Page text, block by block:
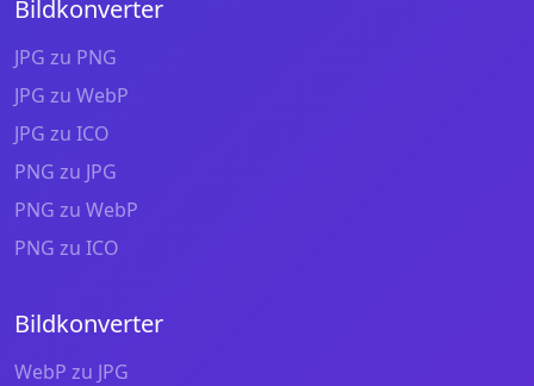
Bildkonverter
JPG zu PNG
JPG zu WebP
JPG zu ICO
PNG zu JPG
PNG zu WebP
PNG zu ICO
Bildkonverter
WebP zu JPG